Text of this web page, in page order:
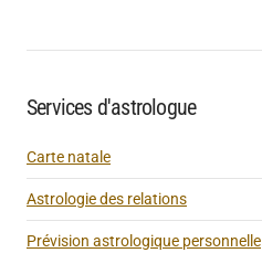
Services d'astrologue
Carte natale
Astrologie des relations
Prévision astrologique personnelle